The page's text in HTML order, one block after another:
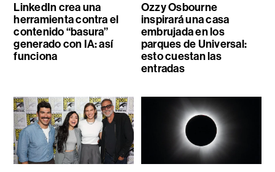
LinkedIn crea una
herramienta contra el
contenido “basura”
generado con IA: así
funciona
Ozzy Osbourne
inspirará una casa
embrujada en los
parques de Universal:
esto cuestan las
entradas